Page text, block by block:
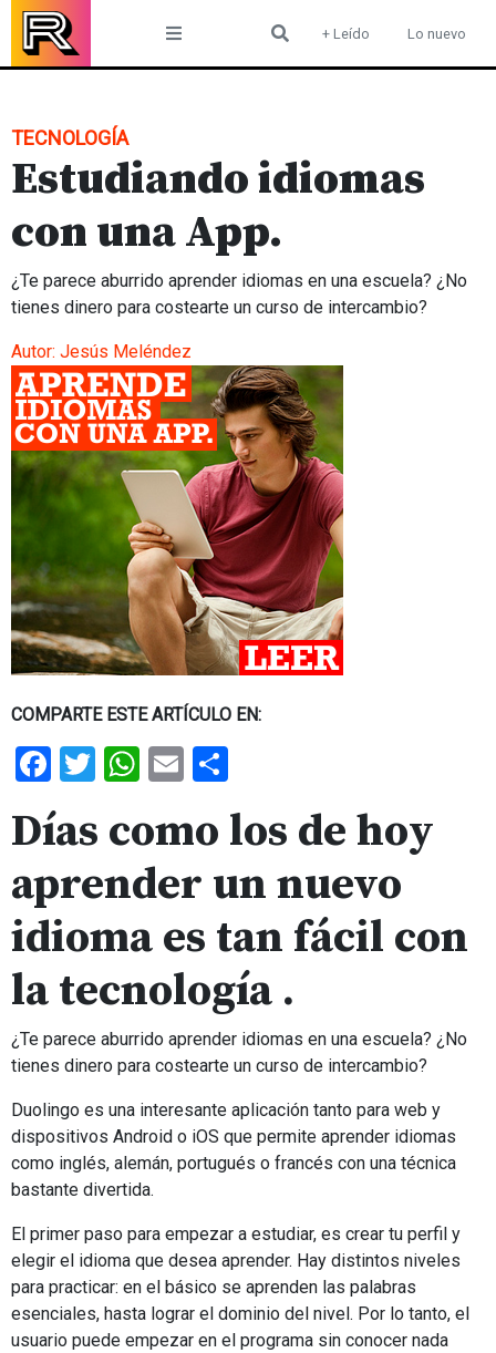
Skip
content
+ Leído Lo nuevo
TECNOLOGÍA
Estudiando idiomas
con una App.
¿Te parece aburrido aprender idiomas en una escuela? ¿No
tienes dinero para costearte un curso de intercambio?
Autor: Jesús Meléndez
COMPARTE ESTE ARTÍCULO EN:
Facebook
Twitter
WhatsApp
Email
Días como los de hoy
aprender un nuevo
idioma es tan fácil con
la tecnología .
¿Te parece aburrido aprender idiomas en una escuela? ¿No
tienes dinero para costearte un curso de intercambio?
Duolingo es una interesante aplicación tanto para web y
dispositivos Android o iOS que permite aprender idiomas
como inglés, alemán, portugués o francés con una técnica
bastante divertida.
El primer paso para empezar a estudiar, es crear tu perfil y
elegir el idioma que desea aprender. Hay distintos niveles
para practicar: en el básico se aprenden las palabras
esenciales, hasta lograr el dominio del nivel. Por lo tanto, el
usuario puede empezar en el programa sin conocer nada